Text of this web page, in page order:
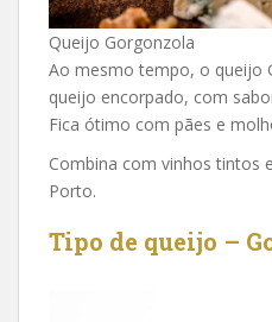
Queijo Gorgonzola
Ao mesmo tempo, o queijo
queijo encorpado, com
Fica ótimo com pães e
Combina com vinhos tintos
Porto.
Tipo de queijo –